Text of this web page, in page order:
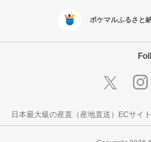
ポケマルふるさと
日本最大級の産直（産地直送）ECサイ